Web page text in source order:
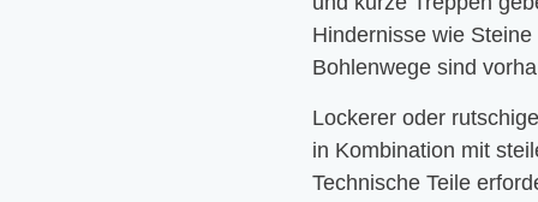
Hindernisse wie
Bohlenwege sind
Lockerer oder
in Kombination mit
Technische Teile